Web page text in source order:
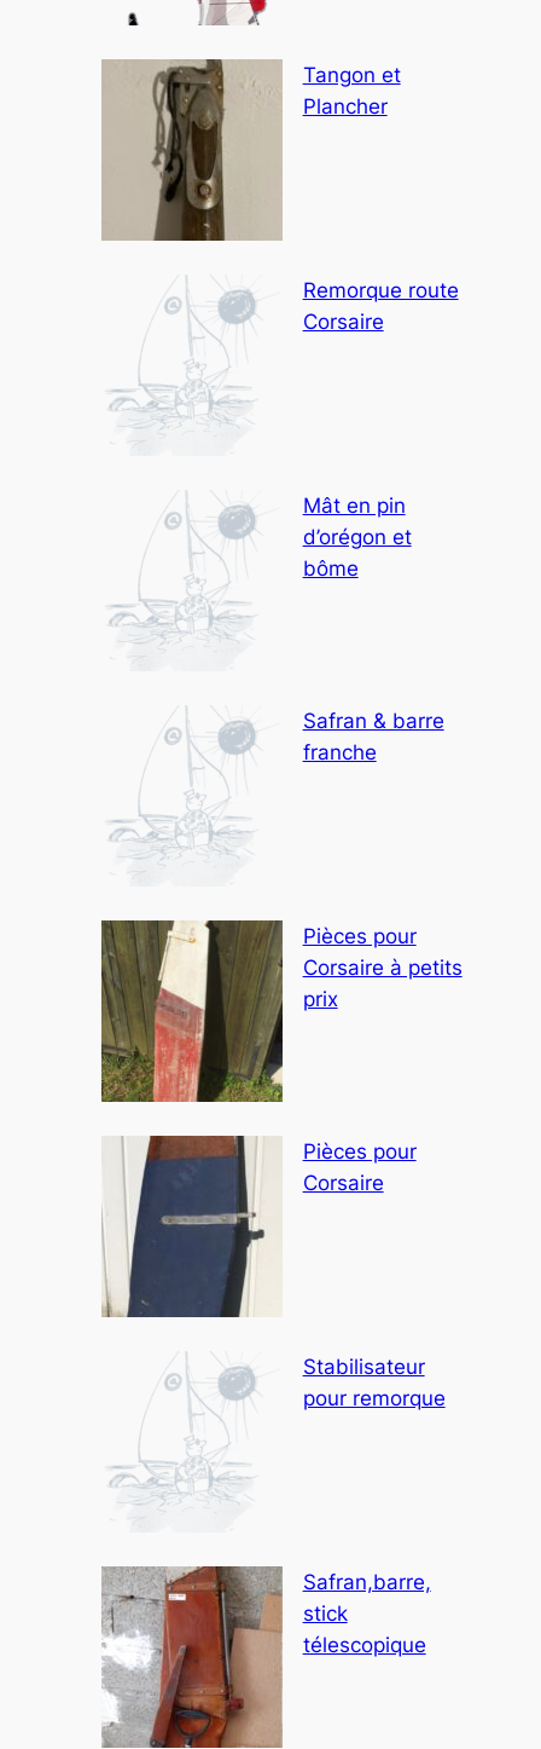
Tangon et
Plancher
Remorque route
Corsaire
Mât en pin
d’orégon et
bôme
Safran & barre
franche
Pièces pour
Corsaire à petits
prix
Pièces pour
Corsaire
Stabilisateur
pour remorque
Safran,barre,
stick
télescopique